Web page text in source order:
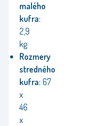
malého
kufra:
2,9
kg
Rozmery
stredného
kufra: 67
x
46
x